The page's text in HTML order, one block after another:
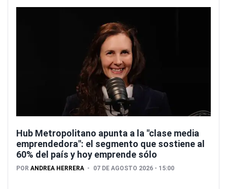
Hub Metropolitano apunta a la "clase media
emprendedora": el segmento que sostiene al
60% del país y hoy emprende sólo
POR ANDREA HERRERA 07 DE AGOSTO 2026 - 15:00